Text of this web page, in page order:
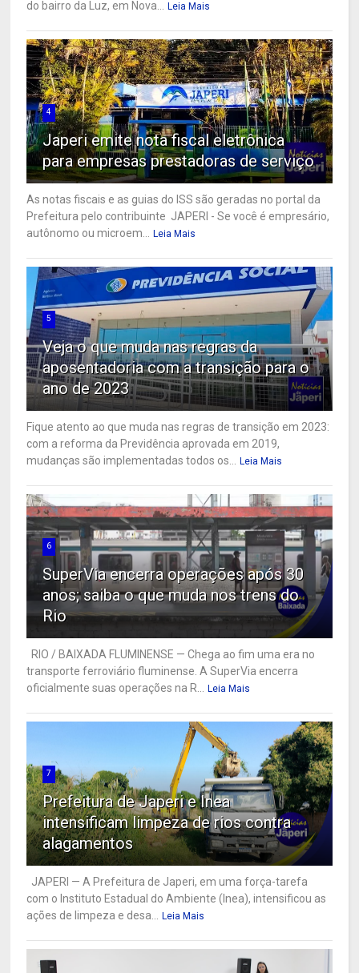
do bairro da Luz, em Nova...
Leia Mais
4
Japeri emite nota fiscal eletrônica
para empresas prestadoras de serviço
As notas fiscais e as guias do ISS são geradas no portal da
Prefeitura pelo contribuinte JAPERI - Se você é empresário,
autônomo ou microem...
Leia Mais
5
Veja o que muda nas regras da
aposentadoria com a transição para o
ano de 2023
Fique atento ao que muda nas regras de transição em 2023:
com a reforma da Previdência aprovada em 2019,
mudanças são implementadas todos os...
Leia Mais
6
SuperVia encerra operações após 30
anos; saiba o que muda nos trens do
Rio
RIO / BAIXADA FLUMINENSE — Chega ao fim uma era no
transporte ferroviário fluminense. A SuperVia encerra
oficialmente suas operações na R...
Leia Mais
7
Prefeitura de Japeri e Inea
intensificam limpeza de rios contra
alagamentos
JAPERI — A Prefeitura de Japeri, em uma força-tarefa
com o Instituto Estadual do Ambiente (Inea), intensificou as
ações de limpeza e desa...
Leia Mais